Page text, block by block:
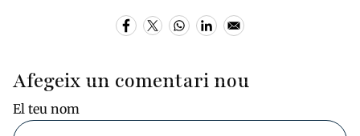
Afegeix un comentari nou
El teu nom